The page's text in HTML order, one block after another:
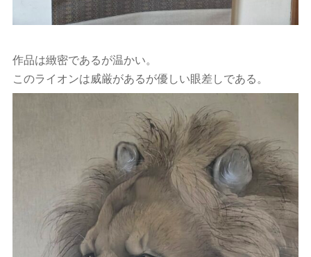
作品は緻密であるが温かい。
このライオンは威厳があるが優しい眼差しである。